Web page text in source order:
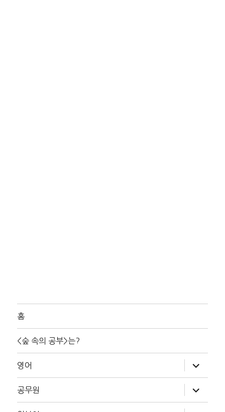
홈
<숲 속의 공부>는?
영어
위
메
확
장
공무원
위
메